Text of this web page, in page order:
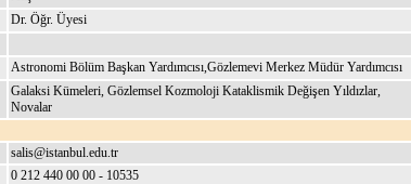
Dr. Öğr. Üyesi
Astronomi Bölüm Başkan Yardımcısı,Gözlemevi Merkez Müdür Yardımcısı
Galaksi Kümeleri, Gözlemsel Kozmoloji Kataklismik Değişen Yıldızlar,
Novalar
salis@istanbul.edu.tr
0 212 440 00 00 - 10535